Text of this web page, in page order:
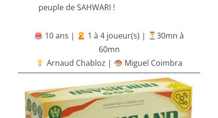
peuple de SAHWARI !
10 ans | ‍ 1 à 4 joueur(s) |
30mn à
60mn
Arnaud Chabloz |
Miguel Coimbra